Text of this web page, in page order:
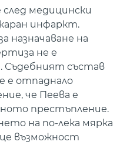
медицински
инфаркт.
назначаване на
не е
Съдебният състав
е отпаднало
че Пеева е
престъпление.
на по-лека мярка
възможност